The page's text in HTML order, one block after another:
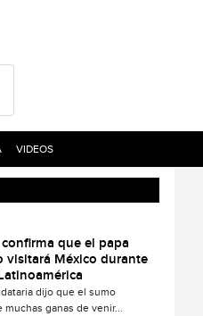
VIDEOS
que el papa
visitará México durante
dijo que el sumo
muchas ganas de venir...